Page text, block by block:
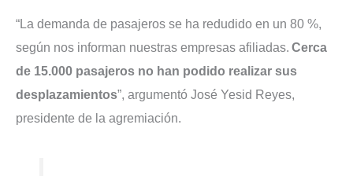
“La demanda de pasajeros se ha redudido en un 80 %,
según nos informan nuestras empresas afiliadas. Cerca
de 15.000 pasajeros no han podido realizar sus
desplazamientos”, argumentó José Yesid Reyes,
presidente de la agremiación.